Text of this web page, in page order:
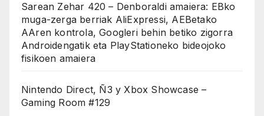
Sarean Zehar 420 – Denboraldi amaiera: EBko
muga-zerga berriak AliExpressi, AEBetako
AAren kontrola, Googleri behin betiko zigorra
Androidengatik eta PlayStationeko bideojoko
fisikoen amaiera
Nintendo Direct, Ñ3 y Xbox Showcase –
Gaming Room #129